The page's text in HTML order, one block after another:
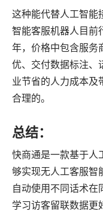
这种能代替人工智能
智能客服机器人目前
年，价格中包含服务
优、交付数据标注、
业节省的人力成本及
合理的。
总结：
快商通是一款基于人
够实现无人工客服智
自动使用不同话术在
学习访客留联数据更